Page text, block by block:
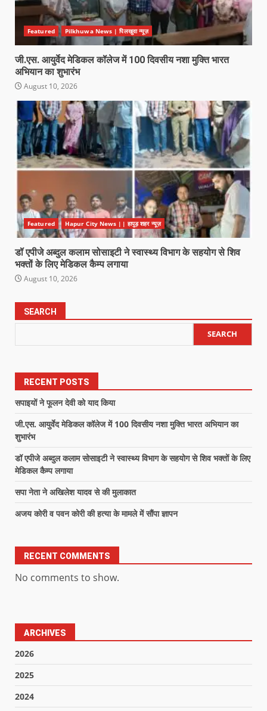
Featured Pilkhuwa News | पिलखुवा न्यूज़
जी.एस. आयुर्वेद मेडिकल कॉलेज में 100 दिवसीय नशा मुक्ति भारत
अभियान का शुभारंभ
August 10, 2026
Featured Hapur City News || हापुड़ शहर न्यूज़
डॉ एपीजे अब्दुल कलाम सोसाइटी ने स्वास्थ्य विभाग के सहयोग से शिव
भक्तों के लिए मेडिकल कैम्प लगाया
August 10, 2026
SEARCH
SEARCH
RECENT POSTS
सपाइयों ने फूलन देवी को याद किया
जी.एस. आयुर्वेद मेडिकल कॉलेज में 100 दिवसीय नशा मुक्ति भारत अभियान का
शुभारंभ
डॉ एपीजे अब्दुल कलाम सोसाइटी ने स्वास्थ्य विभाग के सहयोग से शिव भक्तों के लिए
मेडिकल कैम्प लगाया
सपा नेता ने अखिलेश यादव से की मुलाकात
अजय कोरी व पवन कोरी की हत्या के मामले में सौंपा ज्ञापन
RECENT COMMENTS
No comments to show.
ARCHIVES
2026
2025
2024